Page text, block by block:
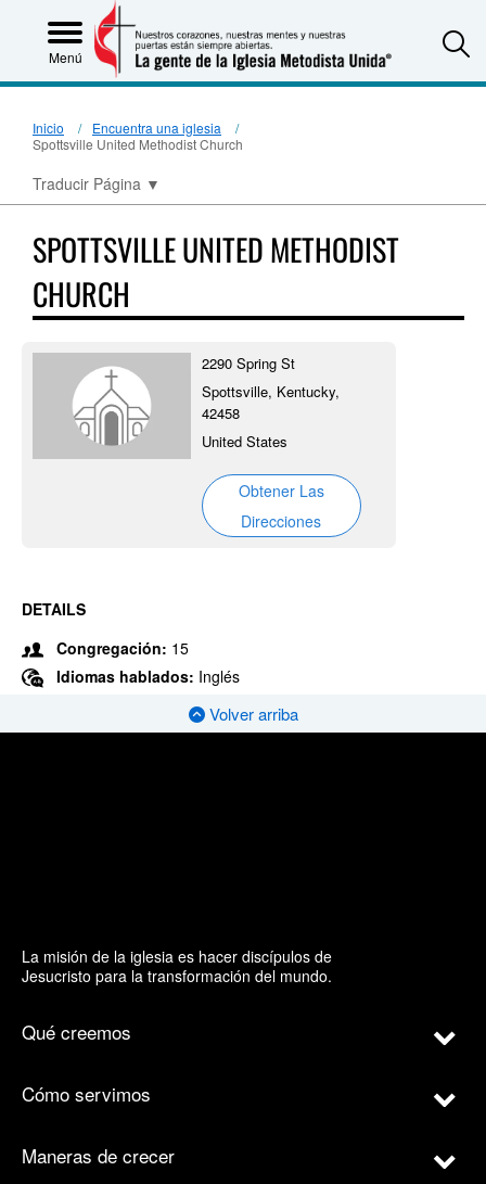
Menú
Inicio
Encuentra una iglesia
Spottsville United Methodist Church
Traducir Página ▼
SPOTTSVILLE UNITED METHODIST
CHURCH
2290 Spring St
Spottsville, Kentucky,
42458
United States
Obtener Las
Direcciones
DETAILS
Congregación: 15
Idiomas hablados: Inglés
Volver arriba
La misión de la iglesia es hacer discípulos de
Jesucristo para la transformación del mundo.
Qué creemos
Cómo servimos
Maneras de crecer